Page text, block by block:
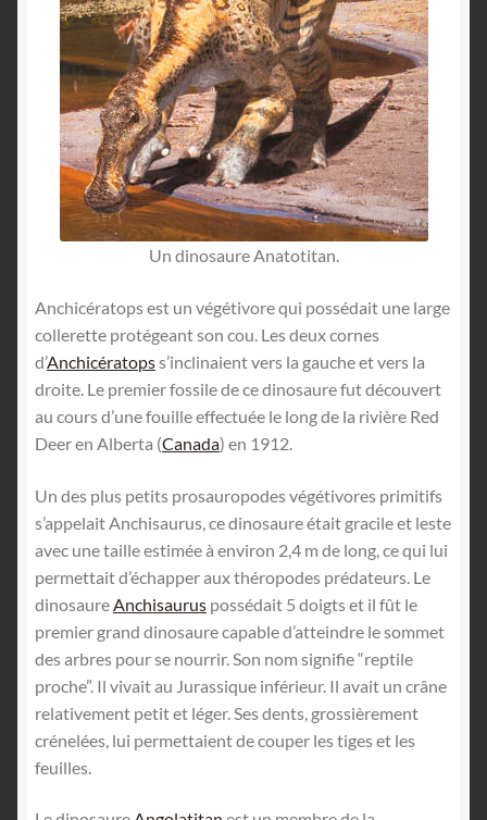
Un dinosaure Anatotitan.
Anchicératops est un végétivore qui possédait une large
collerette protégeant son cou. Les deux cornes
d’Anchicératopss’inclinaient vers la gauche et vers la
droite. Le premier fossile de ce dinosaure fut découvert
au cours d’une fouille effectuée le long de la rivière Red
Deer en Alberta (Canada) en 1912.
Un des plus petits prosauropodes végétivores primitifs
s’appelait Anchisaurus, ce dinosaure était gracile et leste
avec une taille estimée à environ 2,4 m de long, ce qui lui
permettait d’échapper aux théropodes prédateurs. Le
dinosaure Anchisaurus possédait 5 doigts et il fût le
premier grand dinosaure capable d’atteindre le sommet
des arbres pour se nourrir. Son nom signifie “reptile
proche”. Il vivait au Jurassique inférieur. Il avait un crâne
relativement petit et léger. Ses dents, grossièrement
crénelées, lui permettaient de couper les tiges et les
feuilles.